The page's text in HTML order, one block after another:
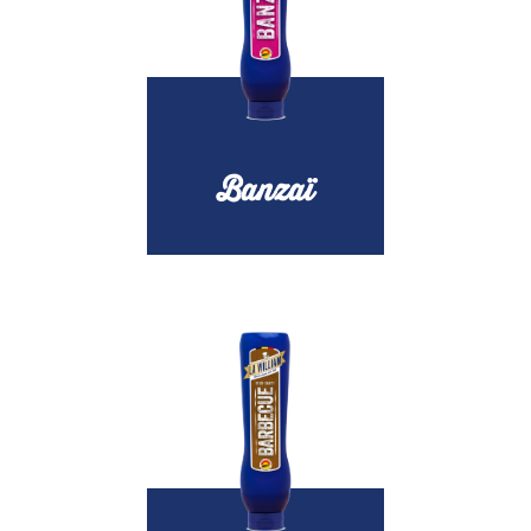
Home
Onze sauzen
Inspiratie
Nieuws
Banzaï